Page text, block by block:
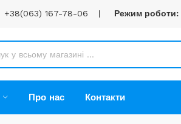
+38(063) 167-78-06 Режим роботи:
Про нас Контакти